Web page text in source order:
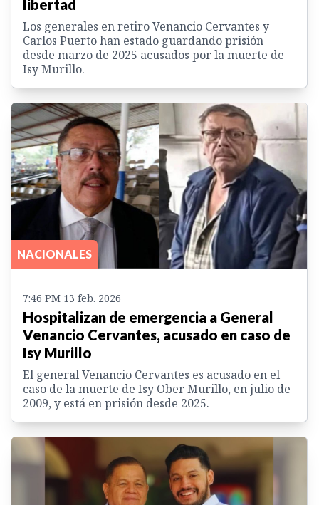
libertad
Los generales en retiro Venancio Cervantes y
Carlos Puerto han estado guardando prisión
desde marzo de 2025 acusados por la muerte de
Isy Murillo.
NACIONALES
7:46 PM 13 feb. 2026
Hospitalizan de emergencia a General
Venancio Cervantes, acusado en caso de
Isy Murillo
El general Venancio Cervantes es acusado en el
caso de la muerte de Isy Ober Murillo, en julio de
2009, y está en prisión desde 2025.